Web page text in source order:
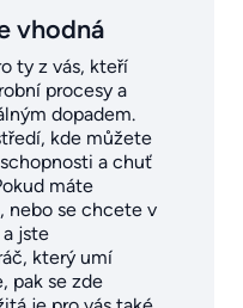
vhodná
ty z vás, kteří
procesy a
dopadem.
kde můžete
a chuť
máte
nebo se chcete v
jste
který umí
pak se zde